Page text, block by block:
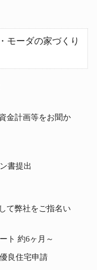
モーダの家づくり
金計画等をお聞か
書提出
て弊社をご指名い
ト 約6ヶ月～
良住宅申請